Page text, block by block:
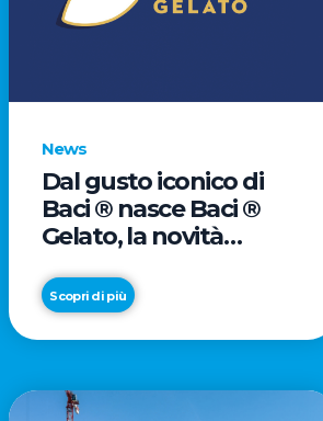
News
Dal gusto iconico di
Baci ® nasce Baci ®
Gelato, la novità
Scopri di più